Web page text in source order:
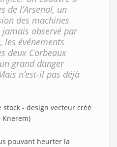
de l’Arsenal, un
des machines
observé par
les événements
deux Corbeaux
grand danger
n’est-il pas déjà
- design vecteur créé
pouvant heurter la